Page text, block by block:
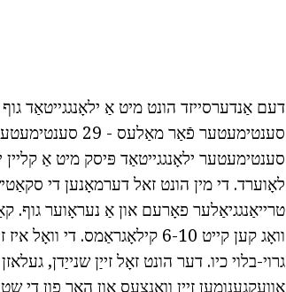
סענטימעטער ילאָנגגייטאַד פּיסק מיט אַ
לאָוערד. די מין הונט זאל דערמאָנען די
וואָג קען קייט 6-10
גרוי-בלוי כיו. דער הונט זאָל זייַן שנייַדן,
אַוועקגענומען זייַן וואָנצעס און האָר פון די